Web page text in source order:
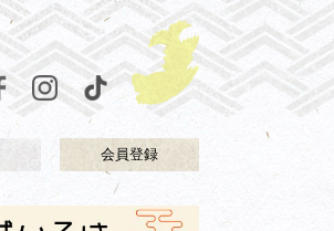
会員登録